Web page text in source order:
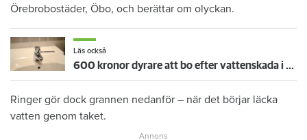
Örebrobostäder, Öbo, och berättar om olyckan.
Läs också
600 kronor dyrare att bo efter vattenskada i Varberg
Ringer gör dock grannen nedanför – när det börjar läcka
vatten genom taket.